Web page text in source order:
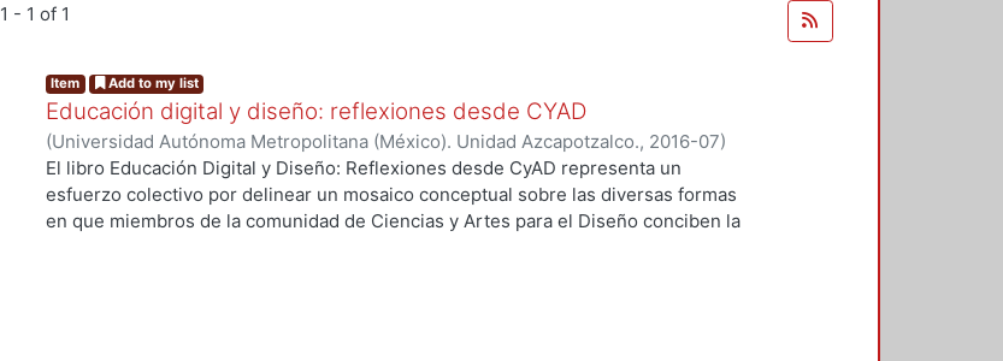
1 - 1 of 1
Item Add to my list
Educación digital y diseño: reflexiones desde CYAD
(Universidad Autónoma Metropolitana (México). Unidad Azcapotzalco., 2016-07)
El libro Educación Digital y Diseño: Reflexiones desde CyAD representa un
esfuerzo colectivo por delinear un mosaico conceptual sobre las diversas formas
en que miembros de la comunidad de Ciencias y Artes para el Diseño conciben la